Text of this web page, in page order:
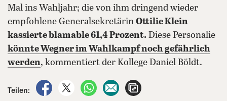
Mal ins Wahljahr; die von ihm dringend wieder
empfohlene Generalsekretärin Ottilie Klein
kassierte blamable 61,4 Prozent. Diese Personalie
könnte Wegner im Wahlkampf noch gefährlich
werden, kommentiert der Kollege Daniel Böldt.
Teilen:
auf Facebook teilen
auf X teilenper WhatsApp teilen
per E-Mail teilen